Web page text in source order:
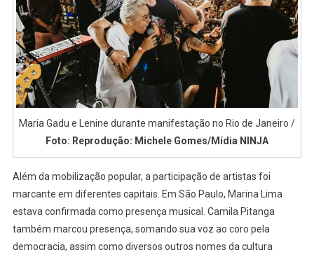
Maria Gadu e Lenine durante manifestação no Rio de Janeiro /
Foto: Reprodução: Michele Gomes/Mídia NINJA
Além da mobilização popular, a participação de artistas foi
marcante em diferentes capitais. Em São Paulo, Marina Lima
estava confirmada como presença musical. Camila Pitanga
também marcou presença, somando sua voz ao coro pela
democracia, assim como diversos outros nomes da cultura